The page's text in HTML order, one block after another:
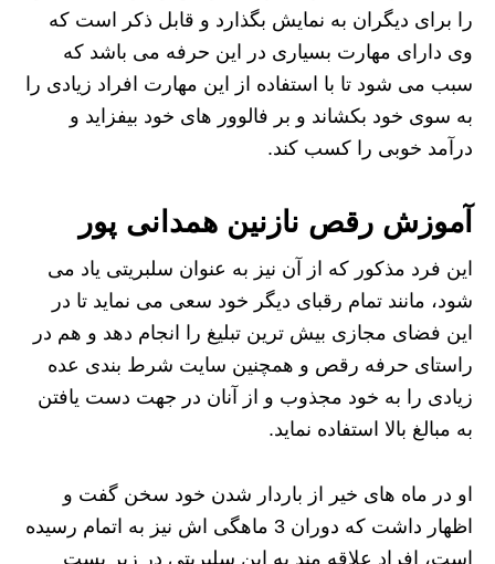
را برای دیگران به نمایش بگذارد و قابل ذکر است که
وی دارای مهارت بسیاری در این حرفه می باشد که
سبب می شود تا با استفاده از این مهارت افراد زیادی را
به سوی خود بکشاند و بر فالوور های خود بیفزاید و
درآمد خوبی را کسب کند.
آموزش رقص نازنین همدانی پور
این فرد مذکور که از آن نیز به عنوان سلبریتی یاد می
شود، مانند تمام رقبای دیگر خود سعی می نماید تا در
این فضای مجازی بیش ترین تبلیغ را انجام دهد و هم در
راستای حرفه رقص و همچنین سایت شرط بندی عده
زیادی را به خود مجذوب و از آنان در جهت دست یافتن
به مبالغ بالا استفاده نماید.
او در ماه های خیر از باردار شدن خود سخن گفت و
اظهار داشت که دوران 3 ماهگی اش نیز به اتمام رسیده
است، افراد علاقه مند به این سلبریتی در زیر پست